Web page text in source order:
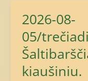
2026-08-
05/
kiaušiniu.
2026-
08-
05/trečiadienis/
Šaltibarščiai
su